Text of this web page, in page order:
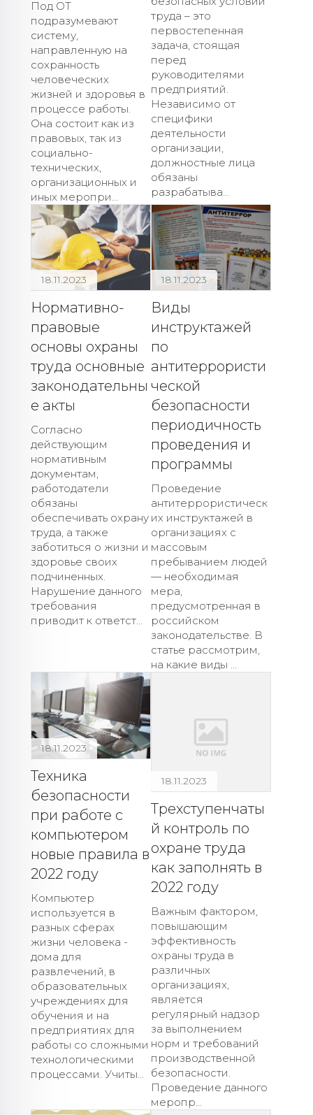
Под ОТ
подразумевают
систему,
направленную на
сохранность
человеческих
жизней и здоровья в
процессе работы.
Она состоит как из
правовых, так из
социально-
технических,
организационных и
иных меропри...
труда – это
первостепенная
задача, стоящая
перед
руководителями
предприятий.
Независимо от
специфики
деятельности
организации,
должностные лица
обязаны
разрабатыва...
18.11.2023
Нормативно-
правовые
основы охраны
труда основные
законодательны
е акты
Согласно
действующим
нормативным
документам,
работодатели
обязаны
обеспечивать охрану
труда, а также
заботиться о жизни и
здоровье своих
подчиненных.
Нарушение данного
требования
приводит к ответст...
18.11.2023
Виды
инструктажей
по
антитеррористи
ческой
безопасности
периодичность
проведения и
программы
Проведение
антитеррористическ
их инструктажей в
организациях с
массовым
пребыванием людей
— необходимая
мера,
предусмотренная в
российском
законодательстве. В
статье рассмотрим,
на какие виды ...
18.11.2023
Техника
безопасности
при работе с
компьютером
новые правила в
2022 году
Компьютер
используется в
разных сферах
жизни человека -
дома для
развлечений, в
образовательных
учреждениях для
обучения и на
предприятиях для
работы со сложными
технологическими
процессами. Учиты...
18.11.2023
Трехступенчаты
й контроль по
охране труда
как заполнять в
2022 году
Важным фактором,
повышающим
эффективность
охраны труда в
различных
организациях,
является
регулярный надзор
за выполнением
норм и требований
производственной
безопасности.
Проведение данного
меропр...